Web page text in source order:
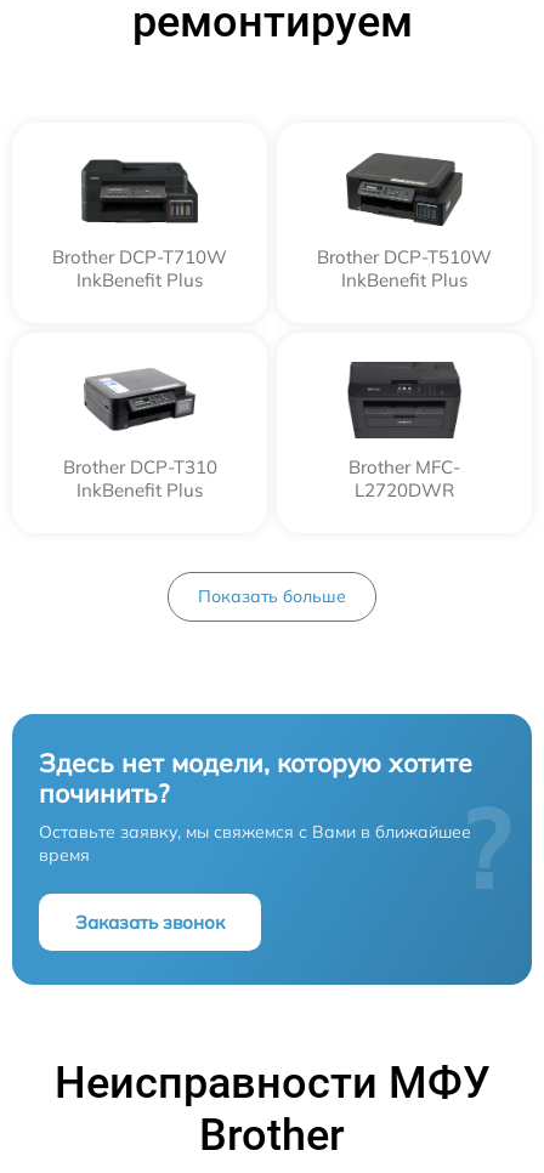
ремонтируем
Brother DCP-T710W
InkBenefit Plus
Brother DCP-T510W
InkBenefit Plus
Brother DCP-T310
InkBenefit Plus
Brother MFC-
L2720DWR
Показать больше
Здесь нет модели, которую хотите
починить?
Оставьте заявку, мы свяжемся с Вами в ближайшее
время
Заказать звонок
?
Неисправности МФУ
Brother